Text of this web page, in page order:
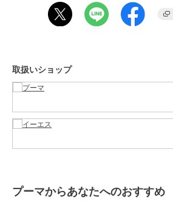
・0歳から4歳のお子様におすすめのサイズ
ブランド
ショップ
ューズ
ベビーシューズ ／フ
13.0,14.0,15.0,16.0
取扱いショップ
プーマからあなたへのおすすめ